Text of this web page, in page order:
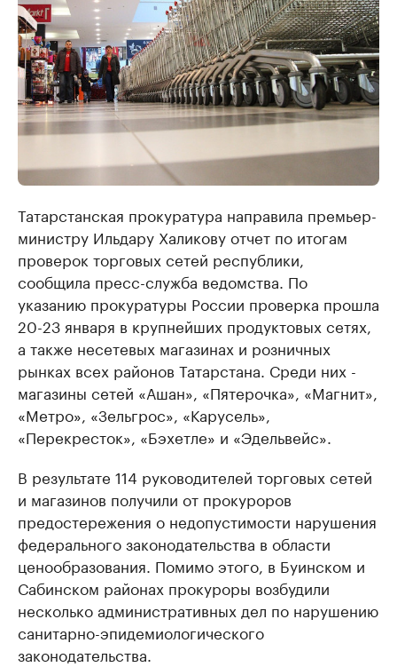
Татарстанская прокуратура направила премьер-
министру Ильдару Халикову отчет по итогам
проверок торговых сетей республики,
сообщила пресс-служба ведомства. По
указанию прокуратуры России проверка прошла
20-23 января в крупнейших продуктовых сетях,
а также несетевых магазинах и розничных
рынках всех районов Татарстана. Среди них -
магазины сетей «Ашан», «Пятерочка», «Магнит»,
«Метро», «Зельгрос», «Карусель»,
«Перекресток», «Бэхетле» и «Эдельвейс».
В результате 114 руководителей торговых сетей
и магазинов получили от прокуроров
предостережения о недопустимости нарушения
федерального законодательства в области
ценообразования. Помимо этого, в Буинском и
Сабинском районах прокуроры возбудили
несколько административных дел по нарушению
санитарно-эпидемиологического
законодательства.